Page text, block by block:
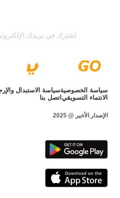
اشترك في بريدك
سياسة الخصوصيةسياسة الاستبدال
الانتماء التسويقي اتصل بنا
الإصدار الأخير @ 2025